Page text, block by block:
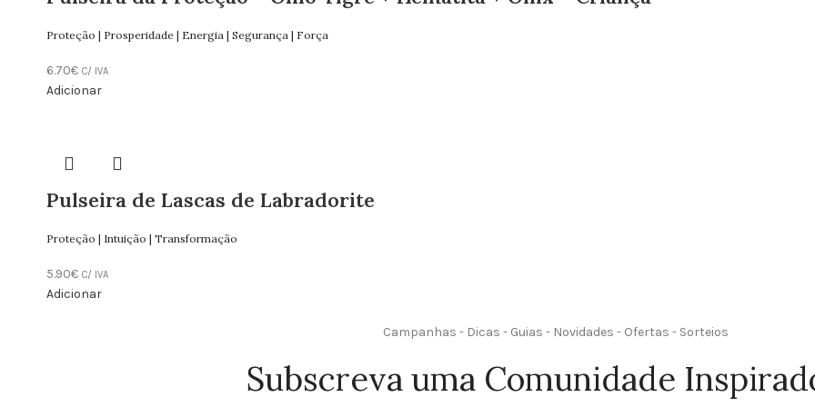
Proteção | Prosperidade | Energia | Segurança | Força
6.70€ C/ IVA
Adicionar
Pulseira de Lascas de Labradorite
Proteção | Intuição | Transformação
5.90€ C/ IVA
Adicionar
Campanhas - Dicas - Guias - Novidades - Ofertas - Sorteios
Subscreva uma Comunidade